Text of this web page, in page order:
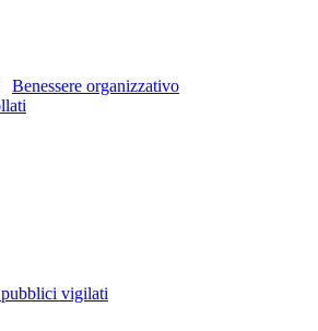
Benessere organizzativo
vigilati